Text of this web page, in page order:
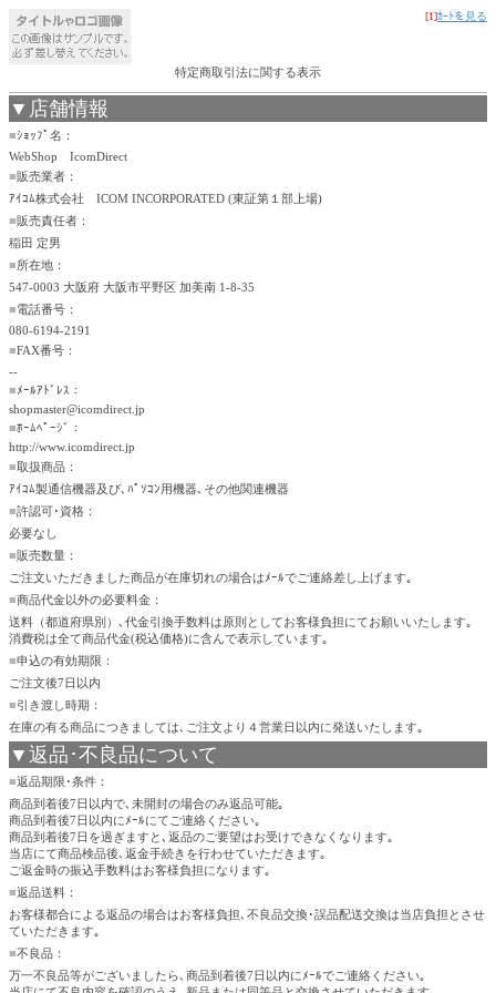
[1]ｶｰﾄを見る
特定商取引法に関する表示
▼店舗情報
■ｼｮｯﾌﾟ名：
WebShop IcomDirect
■販売業者：
ｱｲｺﾑ株式会社 ICOM INCORPORATED (東証第１部上場)
■販売責任者：
稲田 定男
■所在地：
547-0003 大阪府 大阪市平野区 加美南 1-8-35
■電話番号：
080-6194-2191
■FAX番号：
--
■ﾒｰﾙｱﾄﾞﾚｽ：
shopmaster@icomdirect.jp
■ﾎｰﾑﾍﾟｰｼﾞ：
http://www.icomdirect.jp
■取扱商品：
ｱｲｺﾑ製通信機器及び､ﾊﾟｿｺﾝ用機器､その他関連機器
■許認可･資格：
必要なし
■販売数量：
ご注文いただきました商品が在庫切れの場合はﾒｰﾙでご連絡差し上げます｡
■商品代金以外の必要料金：
送料（都道府県別）､代金引換手数料は原則としてお客様負担にてお願いいたします｡
消費税は全て商品代金(税込価格)に含んで表示しています｡
■申込の有効期限：
ご注文後7日以内
■引き渡し時期：
在庫の有る商品につきましては､ご注文より４営業日以内に発送いたします｡
▼返品･不良品について
■返品期限･条件：
商品到着後7日以内で､未開封の場合のみ返品可能｡
商品到着後7日以内にﾒｰﾙにてご連絡ください｡
商品到着後7日を過ぎますと､返品のご要望はお受けできなくなります｡
当店にて商品検品後､返金手続きを行わせていただきます｡
ご返金時の振込手数料はお客様負担になります｡
■返品送料：
お客様都合による返品の場合はお客様負担､不良品交換･誤品配送交換は当店負担とさせ
ていただきます｡
■不良品：
万一不良品等がございましたら､商品到着後7日以内にﾒｰﾙでご連絡ください｡